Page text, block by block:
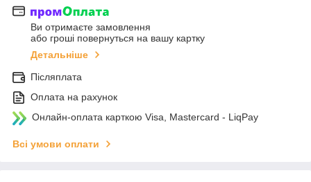
Ви отримаєте замовлення
або гроші повернуться на вашу картку
Детальніше
Післяплата
Оплата на рахунок
Онлайн-оплата карткою Visa, Mastercard - LiqPay
Всі умови оплати